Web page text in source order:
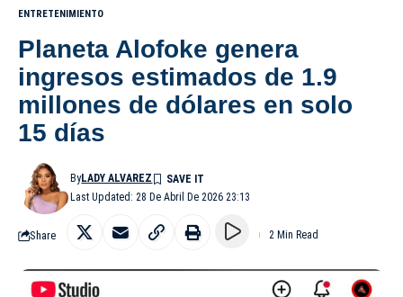
ENTRETENIMIENTO
Planeta Alofoke genera
ingresos estimados de 1.9
millones de dólares en solo
15 días
Last Updated: 28 De Abril De 2026 23:13
ByLADY ALVAREZ
Share 2 Min Read